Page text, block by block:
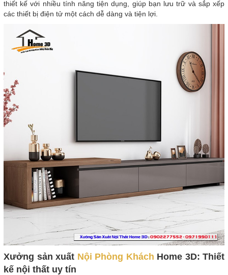
thiết kế với nhiều tính năng tiện dụng, giúp bạn lưu trữ và sắp xếp
các thiết bị điện tử một cách dễ dàng và tiện lợi.
Xưởng sản xuất Nội Phòng Khách Home 3D: Thiết
kế nội thất uy tín